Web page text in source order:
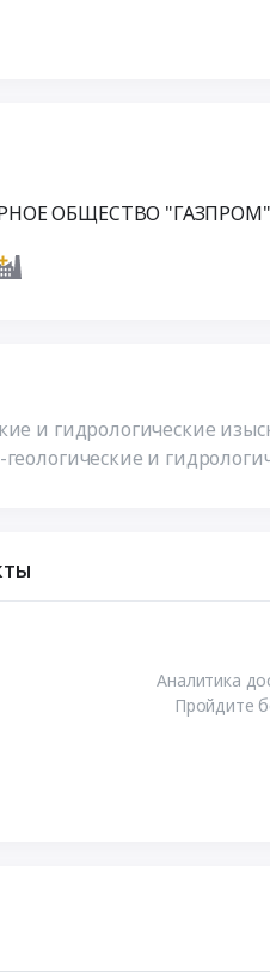
ОБЩЕСТВО "ГАЗПРОМ"
и гидрологические
и
Аналитика
Пройдите